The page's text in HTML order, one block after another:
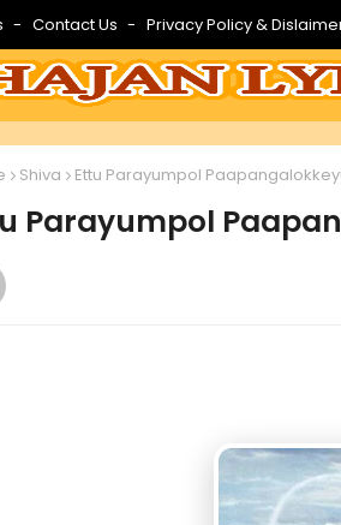
Contact Us Privacy Policy &
Shiva Ettu Parayumpol
Parayumpol